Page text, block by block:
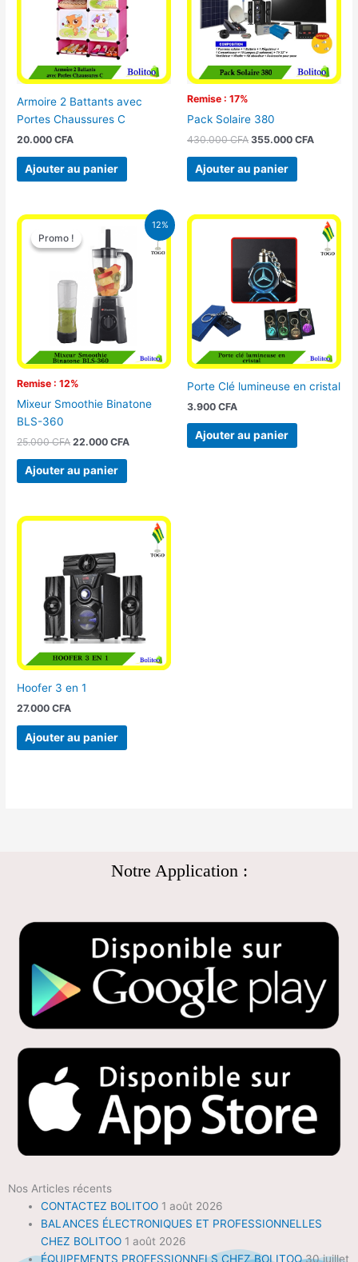
Armoire 2 Battants avec
Portes Chaussures C
20.000CFA
Ajouter au panier
Remise : 17%
Pack Solaire 380
430.000CFA 355.000 CFA
Ajouter au panier
12%
Promo !
Remise : 12%
Promo !
Mixeur Smoothie Binatone
BLS-360
25.000CFA
Le
prix
initial
était :
25.000 CFA.
22.000CFA
Le
prix
actuel
est :
Ajouter au panier
Porte Clé lumineuse en cristal
3.900 CFA
Ajouter au panier
Hoofer 3 en 1
27.000CFA
Ajouter au panier
Notre Application :
Nos Articles récents
CONTACTEZ BOLITOO 1 août 2026
BALANCES ÉLECTRONIQUES ET PROFESSIONNELLES
CHEZ BOLITOO 1 août 2026
ÉQUIPEMENTS PROFESSIONNELS CHEZ BOLITOO 30 juillet